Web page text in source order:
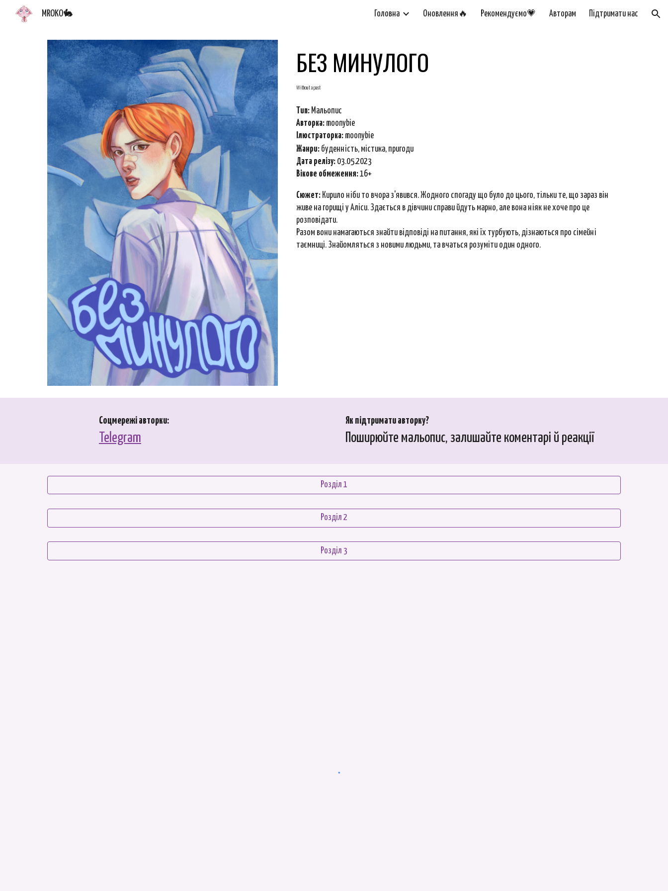
Skip to navigation
MROKO🐇 Головна Оновлення🔥 Рекомендуємо💗 Авторам Підтримати нас
БЕЗ МИНУЛОГО
Without a past
Тип: Мальопис
Авторка: moonybie
Ілюстраторка: moonybie
Жанри: буденність, містика, пригоди
Дата релізу: 03.05.2023
Вікове обмеження:16+
Сюжет: Кирило ніби то вчора з'явився. Жодного спогаду що було до цього, тільки те, що зараз він
живе на горищі у Аліси. Здається в дівчини справи йдуть марно, але вона ніяк не хоче про це
розповідати.
Разом вони намагаються знайти відповіді на питання, які їх турбують, дізнаються про сімейні
таємниці. Знайомляться з новими людьми, та вчаться розуміти один одного.
Соцмережі авторки:
Telegram
Як підтримати авторку?
Поширюйте мальопис, залишайте коментарі й реакції
Розділ 1
Розділ 2
Розділ 3